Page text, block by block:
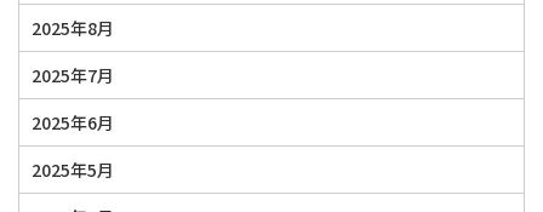
2025年8月
2025年7月
2025年6月
2025年5月